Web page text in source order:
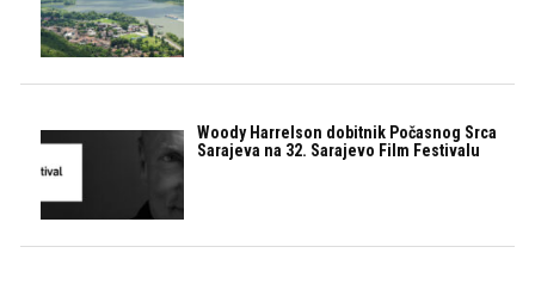
Woody Harrelson dobitnik Počasnog Srca
Sarajeva na 32. Sarajevo Film Festivalu